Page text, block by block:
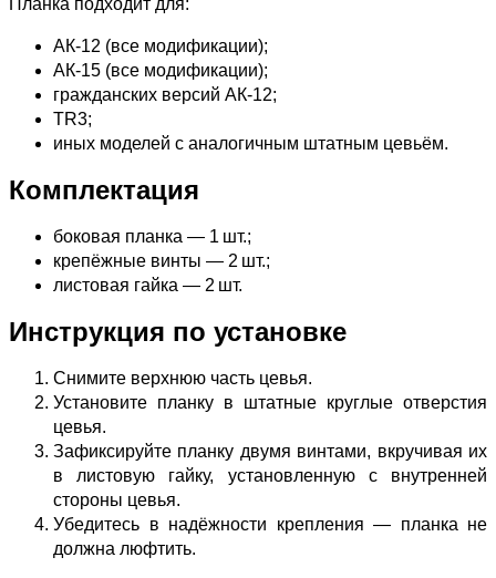
Планка подходит для:
АК‑12 (все модификации);
АК‑15 (все модификации);
гражданских версий АК‑12;
TR3;
иных моделей с аналогичным штатным цевьём.
Комплектация
боковая планка — 1 шт.;
крепёжные винты — 2 шт.;
листовая гайка — 2 шт.
Инструкция по установке
Снимите верхнюю часть цевья.
Установите планку в штатные круглые отверстия
цевья.
Зафиксируйте планку двумя винтами, вкручивая их
в листовую гайку, установленную с внутренней
стороны цевья.
Убедитесь в надёжности крепления — планка не
должна люфтить.